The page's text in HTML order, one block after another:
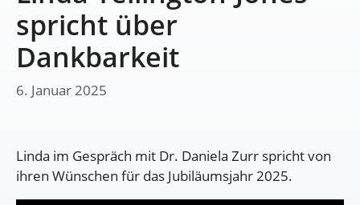
spricht über
Dankbarkeit
6. Januar 2025
Linda im Gespräch mit Dr. Daniela Zurr spricht von
ihren Wünschen für das Jubiläumsjahr 2025.